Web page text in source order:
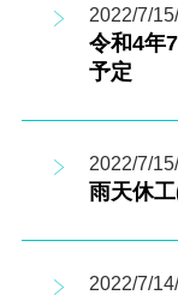
2022/7/15/
令和4年
予定
2022/7/15/
雨天休
2022/7/14/